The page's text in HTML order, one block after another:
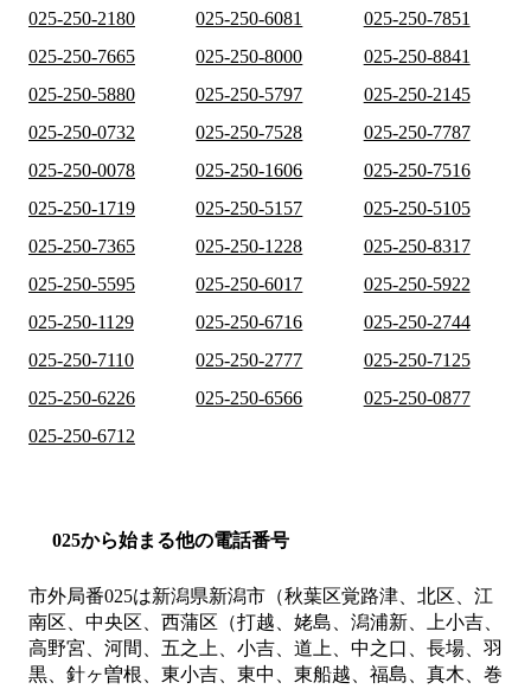
025-250-2180 025-250-6081
025-250-7851
025-250-7665
025-250-8000
025-250-8841
025-250-5880
025-250-5797
025-250-2145
025-250-0732
025-250-7528
025-250-7787
025-250-0078
025-250-1606
025-250-7516
025-250-1719
025-250-5157
025-250-5105
025-250-7365
025-250-1228
025-250-8317
025-250-5595
025-250-6017
025-250-5922
025-250-1129
025-250-6716
025-250-2744
025-250-7110
025-250-2777
025-250-7125
025-250-6226
025-250-6566
025-250-0877
025-250-6712
025から始まる他の電話番号
市外局番025は新潟県新潟市（秋葉区覚路津、北区、江
南区、中央区、西蒲区（打越、姥島、潟浦新、上小吉、
高野宮、河間、五之上、小吉、道上、中之口、長場、羽
黒、針ヶ曽根、東小吉、東中、東船越、福島、真木、巻